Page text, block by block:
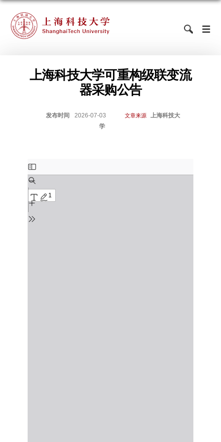
上海科技大学可重构级联变流
器采购公告
发布时间 2026-07-03 文章来源
上海科技大
学